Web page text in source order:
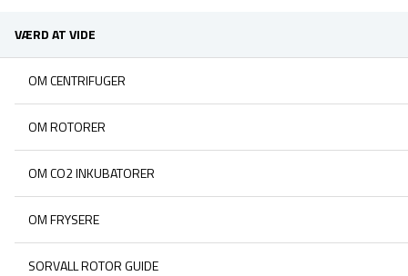
VÆRD AT VIDE
OM CENTRIFUGER
OM ROTORER
OM CO2 INKUBATORER
OM FRYSERE
SORVALL ROTOR GUIDE